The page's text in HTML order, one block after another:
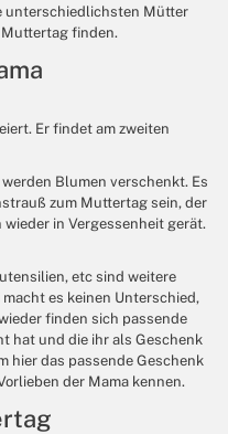
unterschiedlichsten Mütter
Muttertag finden.
Er findet am zweiten
werden Blumen verschenkt. Es
zum Muttertag sein, der
in Vergessenheit gerät.
etc sind weitere
es keinen Unterschied,
finden sich passende
hat und die ihr als Geschenk
hier das passende Geschenk
der Mama kennen.